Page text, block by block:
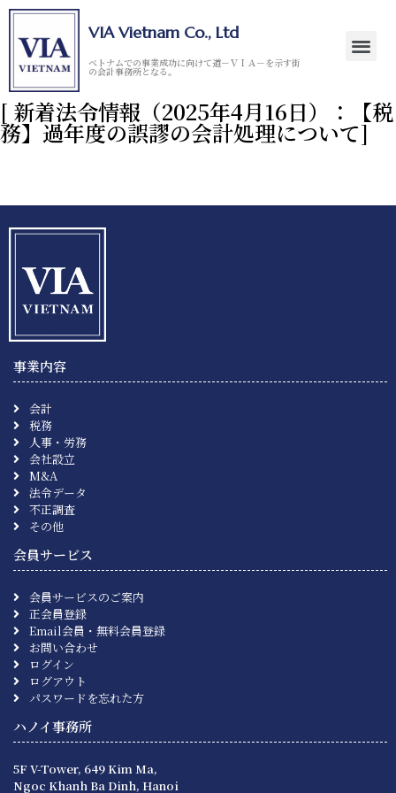
VIA Vietnam Co., Ltd
ベトナムでの事業成功に向けて道－ＶＩＡ－を示す街
の会計事務所となる。
[ 新着法令情報（2025年4月16日）：【税
務】過年度の誤謬の会計処理について]
事業内容
会計
税務
人事・労務
会社設立
M&A
法令データ
不正調査
その他
会員サービス
会員サービスのご案内
正会員登録
Email会員・無料会員登録
お問い合わせ
ログイン
ログアウト
パスワードを忘れた方
ハノイ事務所
5F V-Tower, 649 Kim Ma,
Ngoc Khanh Ba Dinh, Hanoi